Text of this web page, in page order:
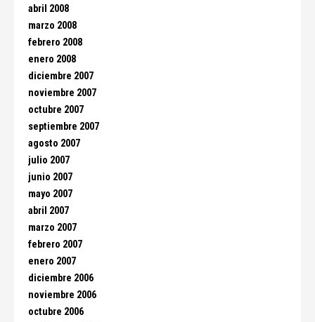
abril 2008
marzo 2008
febrero 2008
enero 2008
diciembre 2007
noviembre 2007
octubre 2007
septiembre 2007
agosto 2007
julio 2007
junio 2007
mayo 2007
abril 2007
marzo 2007
febrero 2007
enero 2007
diciembre 2006
noviembre 2006
octubre 2006